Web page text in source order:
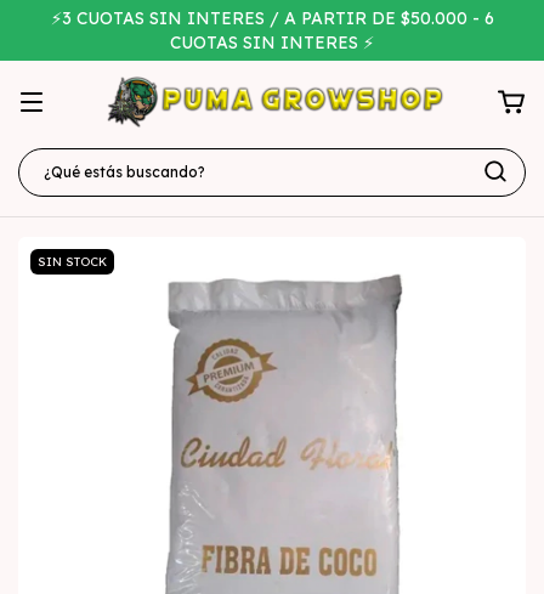
⚡3 CUOTAS SIN INTERES / A PARTIR DE $50.000 - 6
CUOTAS SIN INTERES ⚡
SIN STOCK